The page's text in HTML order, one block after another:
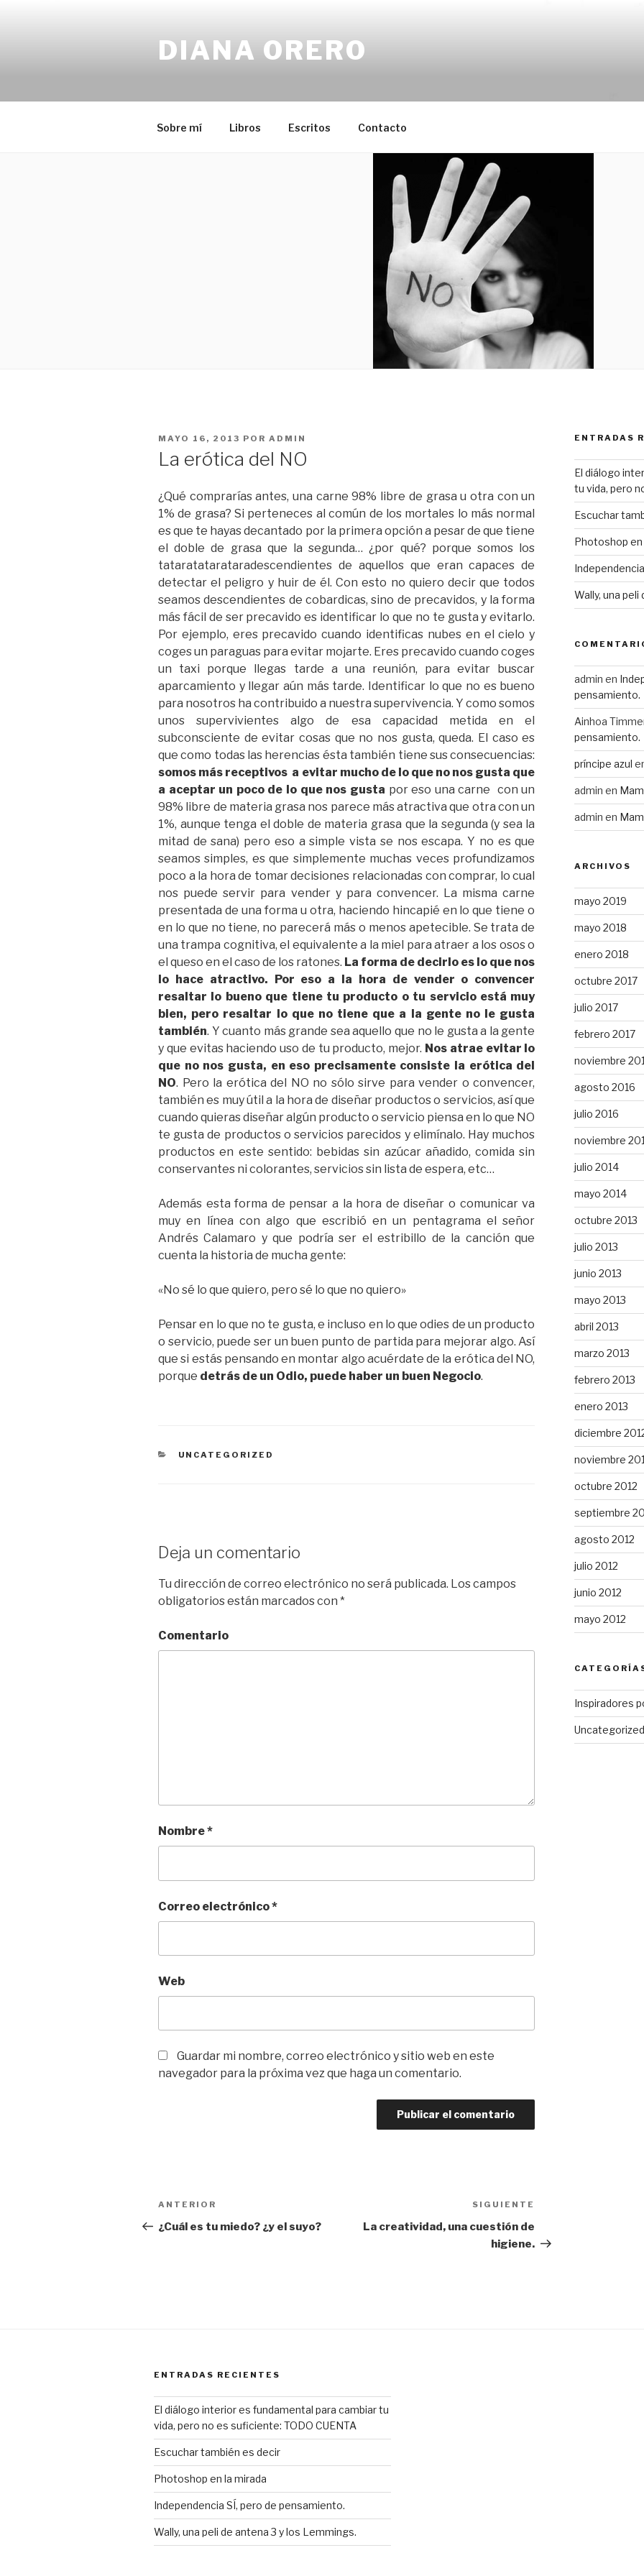
DIANA ORERO
Sobre mí Libros Escritos Contacto
PUBLICADO
EL
MAYO 16, 2013 POR ADMIN
La erótica del NO
¿Qué comprarías antes, una carne 98% libre de grasa u otra con un
1% de grasa? Si perteneces al común de los mortales lo más normal
es que te hayas decantado por la primera opción a pesar de que tiene
el doble de grasa que la segunda… ¿por qué? porque somos los
tataratatarataradescendientes de aquellos que eran capaces de
detectar el peligro y huir de él. Con esto no quiero decir que todos
seamos descendientes de cobardicas, sino de precavidos, y la forma
más fácil de ser precavido es identificar lo que no te gusta y evitarlo.
Por ejemplo, eres precavido cuando identificas nubes en el cielo y
coges un paraguas para evitar mojarte. Eres precavido cuando coges
un taxi porque llegas tarde a una reunión, para evitar buscar
aparcamiento y llegar aún más tarde. Identificar lo que no es bueno
para nosotros ha contribuido a nuestra supervivencia. Y como somos
unos supervivientes algo de esa capacidad metida en el
subconsciente de evitar cosas que no nos gusta, queda. El caso es
que como todas las herencias ésta también tiene sus consecuencias:
somos más receptivos a evitar mucho de lo que no nos gusta que
a aceptar un poco de lo que nos gusta por eso una carne con un
98% libre de materia grasa nos parece más atractiva que otra con un
1%, aunque tenga el doble de materia grasa que la segunda (y sea la
mitad de sana) pero eso a simple vista se nos escapa. Y no es que
seamos simples, es que simplemente muchas veces profundizamos
poco a la hora de tomar decisiones relacionadas con comprar, lo cual
nos puede servir para vender y para convencer. La misma carne
presentada de una forma u otra, haciendo hincapié en lo que tiene o
en lo que no tiene, no parecerá más o menos apetecible. Se trata de
una trampa cognitiva, el equivalente a la miel para atraer a los osos o
el queso en el caso de los ratones. La forma de decirlo es lo que nos
lo hace atractivo. Por eso a la hora de vender o convencer
resaltar lo bueno que tiene tu producto o tu servicio está muy
bien, pero resaltar lo que no tiene que a la gente no le gusta
también. Y cuanto más grande sea aquello que no le gusta a la gente
y que evitas haciendo uso de tu producto, mejor. Nos atrae evitar lo
que no nos gusta, en eso precisamente consiste la erótica del
NO. Pero la erótica del NO no sólo sirve para vender o convencer,
también es muy útil a la hora de diseñar productos o servicios, así que
cuando quieras diseñar algún producto o servicio piensa en lo que NO
te gusta de productos o servicios parecidos y elimínalo. Hay muchos
productos en este sentido: bebidas sin azúcar añadido, comida sin
conservantes ni colorantes, servicios sin lista de espera, etc…
Además esta forma de pensar a la hora de diseñar o comunicar va
muy en línea con algo que escribió en un pentagrama el señor
Andrés Calamaro y que podría ser el estribillo de la canción que
cuenta la historia de mucha gente:
«No sé lo que quiero, pero sé lo que no quiero»
Pensar en lo que no te gusta, e incluso en lo que odies de un producto
o servicio, puede ser un buen punto de partida para mejorar algo. Así
que si estás pensando en montar algo acuérdate de la erótica del NO,
porque detrás de un Odio, puede haber un buen Negocio.
CATEGORÍAS
UNCATEGORIZED
Deja un comentario
Tu dirección de correo electrónico no será publicada. Los campos
obligatorios están marcados con *
Comentario
Nombre*
Correo electrónico*
Web
Guardar mi nombre, correo electrónico y sitio web en este
navegador para la próxima vez que haga un comentario.
Navegación
de
Entrada
anterior:
ANTERIOR
¿Cuál es tu miedo? ¿y el suyo?
SIGUIENTE
La creatividad, una cuestión de
higiene.
ENTRADAS
El diálogo
tu vida, pero
Escuchar
Photoshop en
Wally, una
admin en
pensamiento.
Ainhoa
pensamiento.
príncipe azul
admin en
admin en
ARCHIVOS
mayo 2019
mayo 2018
enero 2018
octubre 2017
julio 2017
febrero 2017
noviembre
agosto 2016
julio 2016
noviembre
julio 2014
mayo 2014
octubre 2013
julio 2013
junio 2013
mayo 2013
abril 2013
marzo 2013
febrero 2013
enero 2013
diciembre
noviembre
octubre 2012
septiembre
agosto 2012
julio 2012
junio 2012
mayo 2012
Inspiradores
Uncategorized
ENTRADAS RECIENTES
El diálogo interior es fundamental para cambiar tu
vida, pero no es suficiente: TODO CUENTA
Escuchar también es decir
Photoshop en la mirada
Independencia SÍ, pero de pensamiento.
Wally, una peli de antena 3 y los Lemmings.